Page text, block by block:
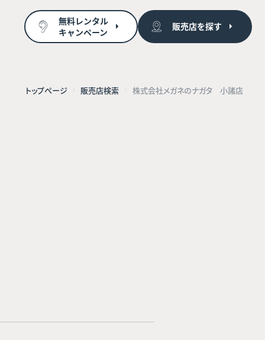
無料レンタル
キャンペーン
販売店を探す
トップページ 販売店検索 株式会社メガネのナガタ 小諸店